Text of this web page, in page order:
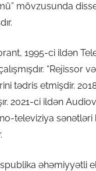
mövzusunda
1995-ci ildən
“Rejissor
tədris etmişdir.
2021-ci ildən
televiziya sənətləri
əhəmiyyətli